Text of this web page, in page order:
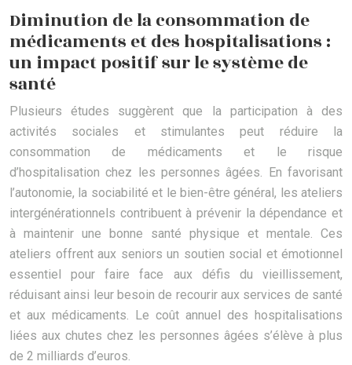
Diminution de la consommation de
médicaments et des hospitalisations :
un impact positif sur le système de
santé
Plusieurs études suggèrent que la participation à des
activités sociales et stimulantes peut réduire la
consommation de médicaments et le risque
d’hospitalisation chez les personnes âgées. En favorisant
l’autonomie, la sociabilité et le bien-être général, les ateliers
intergénérationnels contribuent à prévenir la dépendance et
à maintenir une bonne santé physique et mentale. Ces
ateliers offrent aux seniors un soutien social et émotionnel
essentiel pour faire face aux défis du vieillissement,
réduisant ainsi leur besoin de recourir aux services de santé
et aux médicaments. Le coût annuel des hospitalisations
liées aux chutes chez les personnes âgées s’élève à plus
de 2 milliards d’euros.